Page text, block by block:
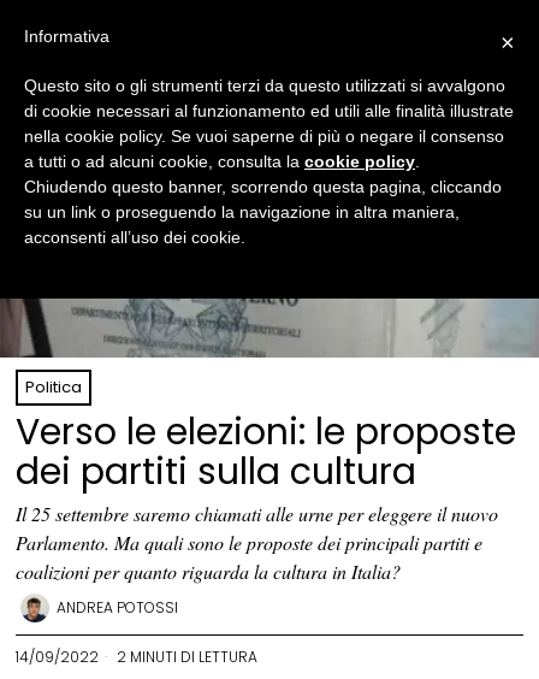
Politica
Verso le elezioni: le proposte
dei partiti sulla cultura
Il 25 settembre saremo chiamati alle urne per eleggere il nuovo
Parlamento. Ma quali sono le proposte dei principali partiti e
coalizioni per quanto riguarda la cultura in Italia?
ANDREA POTOSSI
14/09/2022 2 MINUTI DI LETTURA
×
Informativa
Questo sito o gli strumenti terzi da questo utilizzati si avvalgono
di cookie necessari al funzionamento ed utili alle finalità illustrate
nella cookie policy. Se vuoi saperne di più o negare il consenso
a tutti o ad alcuni cookie, consulta la cookie policy
Chiudendo questo banner, scorrendo questa pagina, cliccando
su un link o proseguendo la navigazione in altra maniera,
acconsenti all’uso dei cookie.